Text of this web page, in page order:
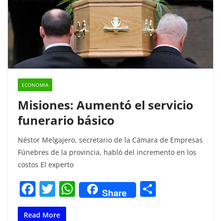
ECONOMIA
Misiones: Aumentó el servicio
funerario básico
Néstor Melgajero, secretario de la Cámara de Empresas
Fúnebres de la provincia, habló del incremento en los
costos El experto
F
a
T
w
W
h
Share
Read More